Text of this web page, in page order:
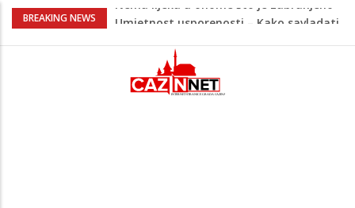
BREAKING NEWS
Umjetnost usporenosti – Kako savladati
Maloljetnik u policijskoj stanici napao
policajca i oštetio vrata
Razmišljate koji automobil kupiti? Nova